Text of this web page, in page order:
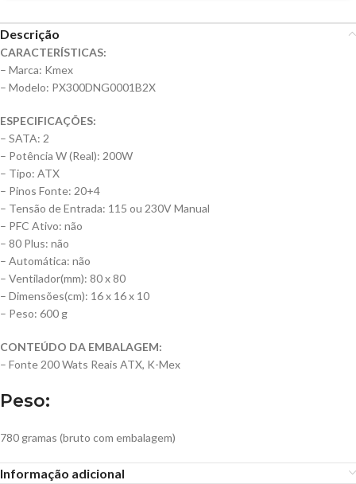
Descrição
CARACTERÍSTICAS:
– Marca: Kmex
– Modelo: PX300DNG0001B2X
ESPECIFICAÇÕES:
– SATA: 2
– Potência W (Real): 200W
– Tipo: ATX
– Pinos Fonte: 20+4
– Tensão de Entrada: 115 ou 230V Manual
– PFC Ativo: não
– 80 Plus: não
– Automática: não
– Ventilador(mm): 80 x 80
– Dimensões(cm): 16 x 16 x 10
– Peso: 600 g
CONTEÚDO DA EMBALAGEM:
– Fonte 200 Wats Reais ATX, K-Mex
Peso:
780 gramas (bruto com embalagem)
Informação adicional